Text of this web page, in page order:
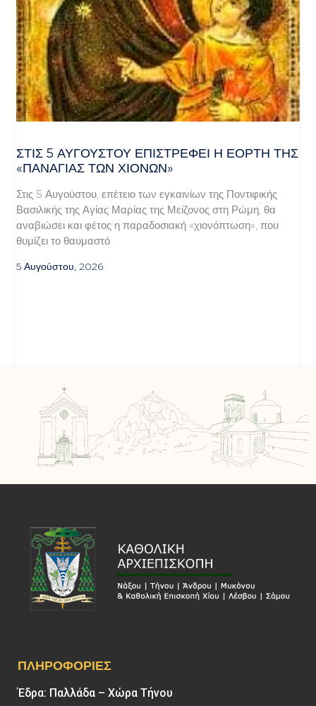
ΣΤΙΣ 5 ΑΥΓΟΎΣΤΟΥ ΕΠΙΣΤΡΈΦΕΙ Η ΕΟΡΤΉ ΤΗΣ
«ΠΑΝΑΓΊΑΣ ΤΩΝ ΧΙΌΝΩΝ»
Στις 5 Αυγούστου, επέτειο των εγκαινίων της Ποντιφικής
Βασιλικής της Αγίας Μαρίας της Μείζονος στη Ρώμη, θα
αναβιώσει και φέτος η παραδοσιακή «χιονόπτωση», που
θυμίζει το θαυμαστό
5 Αυγούστου, 2026
ΠΛΗΡΟΦΟΡΊΕΣ
Έδρα: Παλλάδα – Χώρα Τήνου